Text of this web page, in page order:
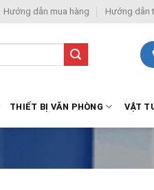
Hướng dẫn mua hàng Hướng dẫn
THIẾT BỊ VĂN PHÒNG VẬT